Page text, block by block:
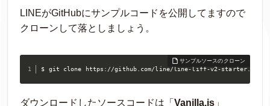
LINEがGitHubにサンプルコードを公開してますので
クローンして落としましょう。
$ git clone https://github.com/line/line-liff-v2-starter.git
ダウンロードしたソースコードは「 Vanilla.js 」